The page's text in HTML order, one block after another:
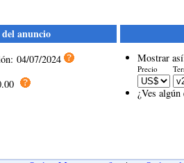
anuncio
04/07/2024
Mostrar
Precio
¿Ves algún